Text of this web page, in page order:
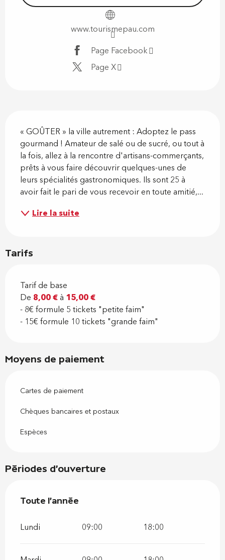
www.tourismepau.com
Page Facebook
Page X
« GOÛTER » la ville autrement : Adoptez le pass
gourmand ! Amateur de salé ou de sucré, ou tout à
la fois, allez à la rencontre d'artisans-commerçants,
prêts à vous faire découvrir quelques-unes de
leurs spécialités gastronomiques. Ils sont 25 à
avoir fait le pari de vous recevoir en toute amitié,...
Lire la suite
Tarifs
Tarif de base
De 8,00 €à 15,00 €
- 8€ formule 5 tickets "petite faim"
- 15€ formule 10 tickets "grande faim"
Moyens de paiement
Cartes de paiement
Chèques bancaires et postaux
Espèces
Périodes d'ouverture
Toute l'année
Toute l'année
Lundi 09:00 18:00